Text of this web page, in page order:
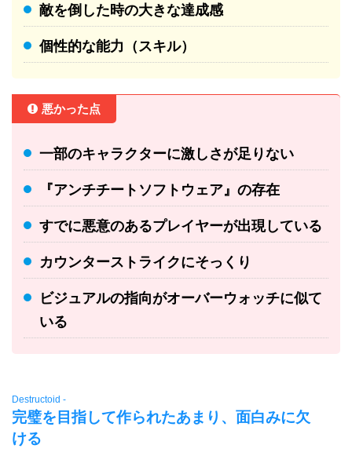
敵を倒した時の大きな達成感
個性的な能力（スキル）
悪かった点
一部のキャラクターに激しさが足りない
『アンチチートソフトウェア』の存在
すでに悪意のあるプレイヤーが出現している
カウンターストライクにそっくり
ビジュアルの指向がオーバーウォッチに似て
いる
Destructoid -
完璧を目指して作られたあまり、面白みに欠
ける